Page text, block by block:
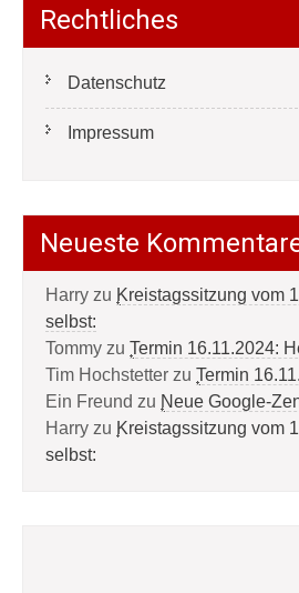
Rechtliches
Datenschutz
Impressum
Neueste
Harry zu Kreistagssitzung vom
selbst:
Tommy zu Termin 16.11.2024:
Tim Hochstetter zu Termin
Ein Freund zu Neue Google-
Harry zu Kreistagssitzung vom
selbst: